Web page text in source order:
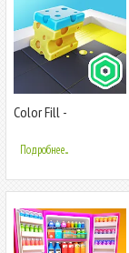
Color Fill -
Подробнее...